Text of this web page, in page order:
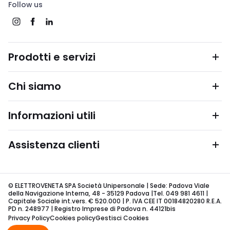
Follow us
Prodotti e servizi
Chi siamo
Informazioni utili
Assistenza clienti
© ELETTROVENETA SPA Società Unipersonale | Sede: Padova Viale
della Navigazione Interna, 48 - 35129 Padova |Tel. 049 981 4611 |
Capitale Sociale int.vers. € 520.000 | P. IVA CEE IT 00184820280 R.E.A.
PD n. 248977 | Registro Imprese di Padova n. 44121bis
Privacy PolicyCookies policyGestisci Cookies